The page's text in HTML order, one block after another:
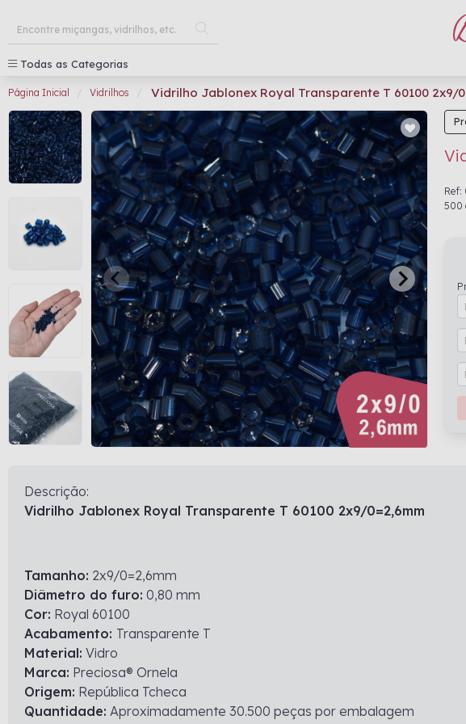
Todas as Categorias
Página Inicial Vidrilhos Vidrilho Jablonex Royal Transparente T 60100 2x9/
Ref:
500
Descrição:
Vidrilho Jablonex Royal Transparente T 60100 2x9/0=2,6mm
Tamanho: 2x9/0=2,6mm
Diâmetro do furo: 0,80 mm
Cor: Royal 60100
Acabamento: Transparente T
Material: Vidro
Marca: Preciosa® Ornela
Origem: República Tcheca
Quantidade: Aproximadamente 30.500 peças por embalagem